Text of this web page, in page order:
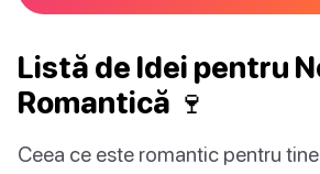
Listă de Idei pentru
Romantică 🍷
Ceea ce este romantic pentru